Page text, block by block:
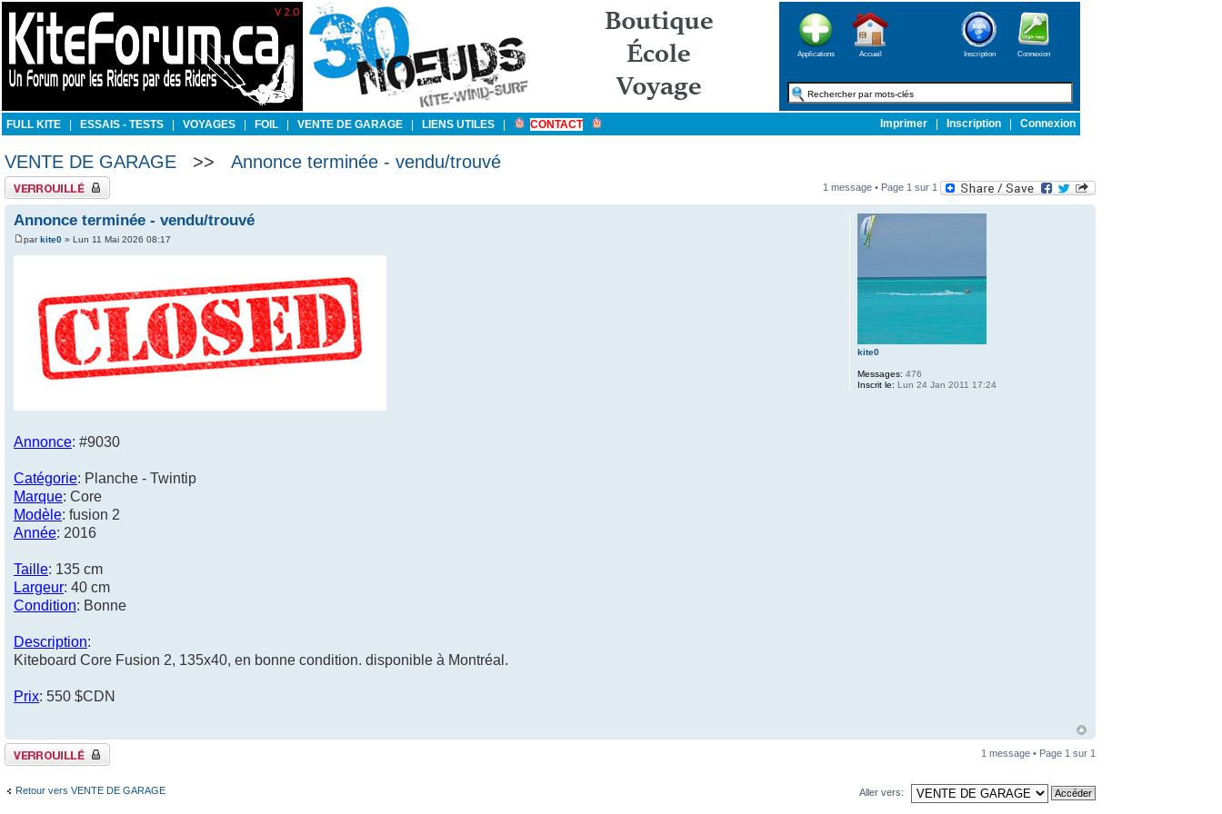
Applications Accueil Inscription Connexion
FULL KITE ESSAIS - TESTS VOYAGES FOIL VENTE DE GARAGE LIENS UTILES CONTACT Imprimer Inscription Connexion
VENTE DE GARAGE >> Annonce terminée - vendu/trouvé
Sujet verrouillé 1 message • Page 1 sur 1
Annonce terminée - vendu/trouvé
parkite0 » Lun 11 Mai 2026 08:17
Annonce: #9030
Catégorie: Planche - Twintip
Marque: Core
Modèle: fusion 2
Année: 2016
Taille: 135 cm
Largeur: 40 cm
Condition: Bonne
Description:
Kiteboard Core Fusion 2, 135x40, en bonne condition. disponible à Montréal.
Prix: 550 $CDN
kite0
Messages: 476
Inscrit le: Lun 24 Jan 2011 17:24
Sujet verrouillé 1 message • Page 1 sur 1
Retour vers VENTE DE GARAGE Aller vers: